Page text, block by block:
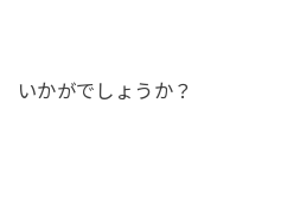
いかがでしょうか？